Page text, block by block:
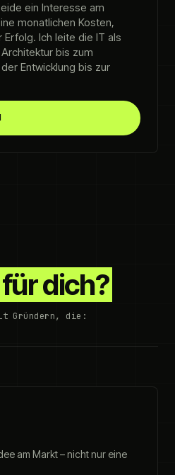
ein Interesse am
monatlichen Kosten,
Ich leite die IT als
bis zum
Entwicklung bis zur
für dich?
Gründern, die:
am Markt – nicht nur eine